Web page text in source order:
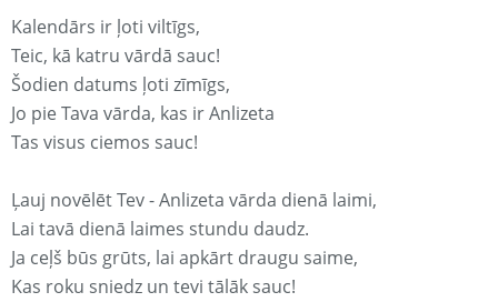
Kalendārs ir ļoti viltīgs,
Teic, kā katru vārdā sauc!
Šodien datums ļoti zīmīgs,
Jo pie Tava vārda, kas ir Anlizeta
Tas visus ciemos sauc!
Ļauj novēlēt Tev - Anlizeta vārda dienā laimi,
Lai tavā dienā laimes stundu daudz.
Ja ceļš būs grūts, lai apkārt draugu saime,
Kas roku sniedz un tevi tālāk sauc!